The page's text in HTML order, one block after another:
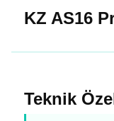
KZ AS16
Teknik